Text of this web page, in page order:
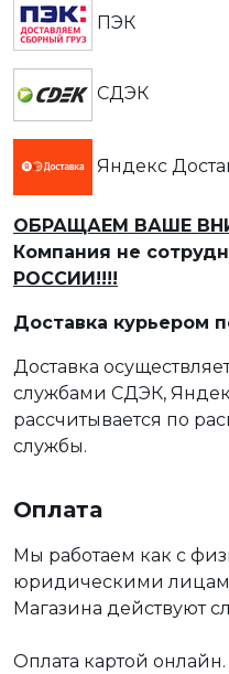
ПЭК
СДЭК
Яндекс
ОБРАЩАЕМ ВАШЕ
Компания не
РОССИИ!!!!
Доставка курьером
Доставка
службами СДЭК,
рассчитывается по
службы.
Оплата
Мы работаем как с
юридическими
Магазина действуют
Оплата картой